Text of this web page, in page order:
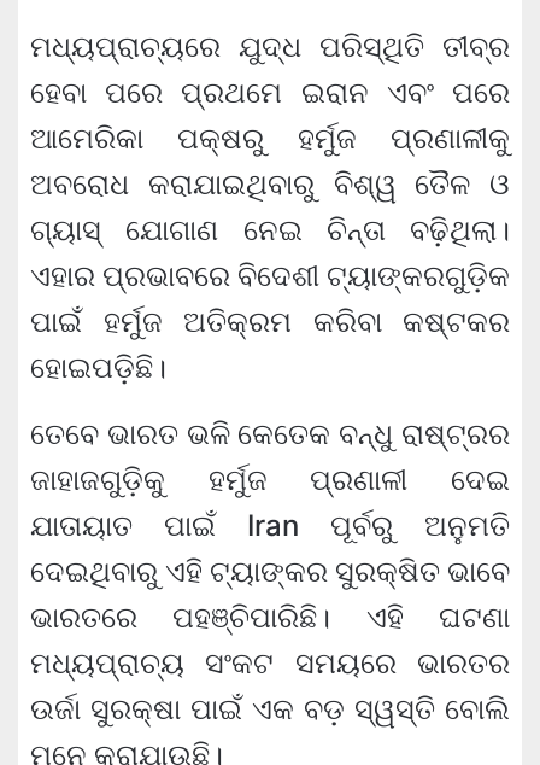
ମଧ୍ୟପ୍ରାଚ୍ୟରେ ଯୁଦ୍ଧ ପରିସ୍ଥିତି ତୀବ୍ର
ହେବା ପରେ ପ୍ରଥମେ ଇରାନ ଏବଂ ପରେ
ଆମେରିକା ପକ୍ଷରୁ ହର୍ମୁଜ ପ୍ରଣାଳୀକୁ
ଅବରୋଧ କରାଯାଇଥିବାରୁ ବିଶ୍ୱ ତୈଳ ଓ
ଗ୍ୟାସ୍‌ ଯୋଗାଣ ନେଇ ଚିନ୍ତା ବଢ଼ିଥିଲା।
ଏହାର ପ୍ରଭାବରେ ବିଦେଶୀ ଟ୍ୟାଙ୍କରଗୁଡ଼ିକ
ପାଇଁ ହର୍ମୁଜ ଅତିକ୍ରମ କରିବା କଷ୍ଟକର
ହୋଇପଡ଼ିଛି।
ତେବେ ଭାରତ ଭଳି କେତେକ ବନ୍ଧୁ ରାଷ୍ଟ୍ରର
ଜାହାଜଗୁଡ଼ିକୁ ହର୍ମୁଜ ପ୍ରଣାଳୀ ଦେଇ
ଯାତାୟାତ ପାଇଁ Iran ପୂର୍ବରୁ ଅନୁମତି
ଦେଇଥିବାରୁ ଏହି ଟ୍ୟାଙ୍କର ସୁରକ୍ଷିତ ଭାବେ
ଭାରତରେ ପହଞ୍ଚିପାରିଛି। ଏହି ଘଟଣା
ମଧ୍ୟପ୍ରାଚ୍ୟ ସଂକଟ ସମୟରେ ଭାରତର
ଉର୍ଜା ସୁରକ୍ଷା ପାଇଁ ଏକ ବଡ଼ ସ୍ୱସ୍ତି ବୋଲି
ମନେ କରାଯାଉଛି।